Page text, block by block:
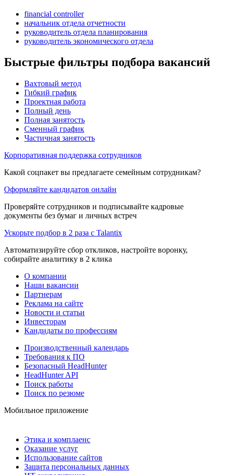
financial controller
начальник отдела отчетности
руководитель отдела планирования
руководитель экономического отдела
Быстрые фильтры подбора вакансий
Вахтовый метод
Гибкий график
Проектная работа
Полный день
Полная занятость
Сменный график
Частичная занятость
Корпоративная поддержка сотрудников
Какой соцпакет вы предлагаете семейным сотрудникам?
Оформляйте кандидатов онлайн
Проверяйте сотрудников и подписывайте кадровые
документы без бумаг и личных встреч
Ускорьте подбор в 2 раза с Talantix
Автоматизируйте сбор откликов, настройте воронку,
собирайте аналитику в 2 клика
О компании
Наши вакансии
Партнерам
Реклама на сайте
Новости и статьи
Инвесторам
Кандидаты по профессиям
Производственный календарь
Требования к ПО
Безопасный HeadHunter
HeadHunter API
Поиск работы
Поиск по резюме
Мобильное приложение
Этика и комплаенс
Оказание услуг
Использование сайтов
Защита персональных данных